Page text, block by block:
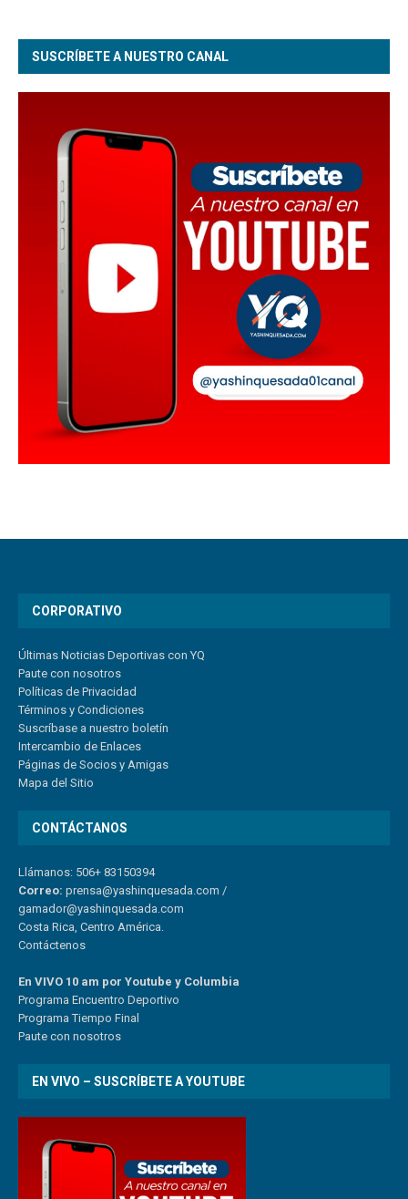
SUSCRÍBETE A NUESTRO CANAL
CORPORATIVO
Últimas Noticias Deportivas con YQ
Paute con nosotros
Políticas de Privacidad
Términos y Condiciones
Suscríbase a nuestro boletín
Intercambio de Enlaces
Páginas de Socios y Amigas
Mapa del Sitio
CONTÁCTANOS
Llámanos: 506+ 83150394
Correo: prensa@yashinquesada.com /
gamador@yashinquesada.com
Costa Rica, Centro América.
Contáctenos
En VIVO 10 am por Youtube y Columbia
Programa Encuentro Deportivo
Programa Tiempo Final
Paute con nosotros
EN VIVO – SUSCRÍBETE A YOUTUBE